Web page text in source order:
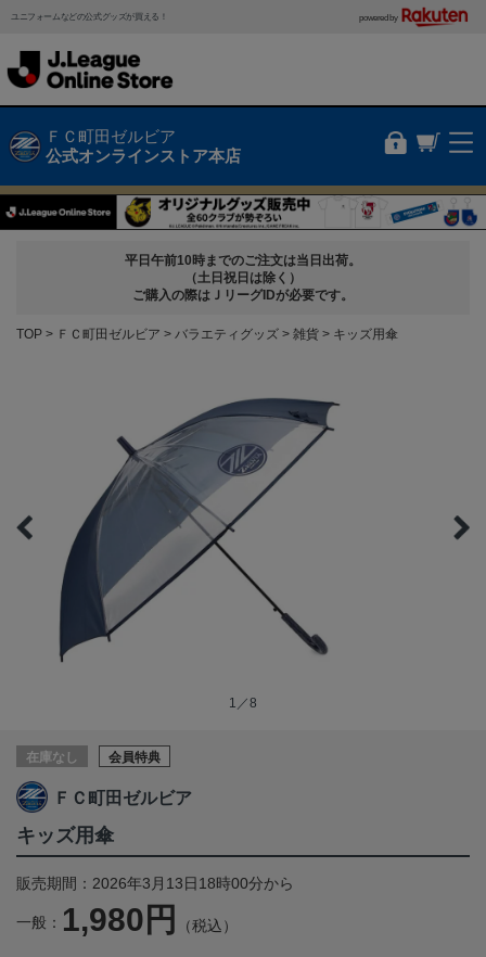
ユニフォームなどの公式グッズが買える！ powered by
ＦＣ町田ゼルビア
公式オンラインストア本店
平日午前10時までのご注文は当日出荷。
（土日祝日は除く）
ご購入の際はＪリーグIDが必要です。
TOP ＦＣ町田ゼルビア バラエティグッズ 雑貨 キッズ用傘
1／8
在庫なし 会員特典
ＦＣ町田ゼルビア
キッズ用傘
販売期間：2026年3月13日18時00分から
一般： 1,980円 （税込）